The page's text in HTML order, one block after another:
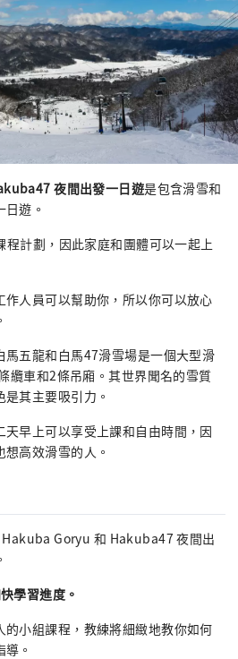
夜間出發一日遊是包含滑雪和
遊。
程計劃，因此家庭和團體可以一起上
人員可以幫助你，所以你可以放心
五龍和白馬47滑雪場是一個大型滑
纜車和2條吊廂。其世界聞名的雪質
其主要吸引力。
早上可以享受上課和自由時間，因
高效滑雪的人。
Goryu 和 Hakuba47 夜間出
學習進度。
小組課程，教練將細緻地教你如何
。